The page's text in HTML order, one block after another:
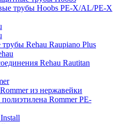
трубы Hoobs PE-X/AL/PE-X
Rehau Raupiano Plus
Rehau Rautitan
из нержавейки
Rommer PE-